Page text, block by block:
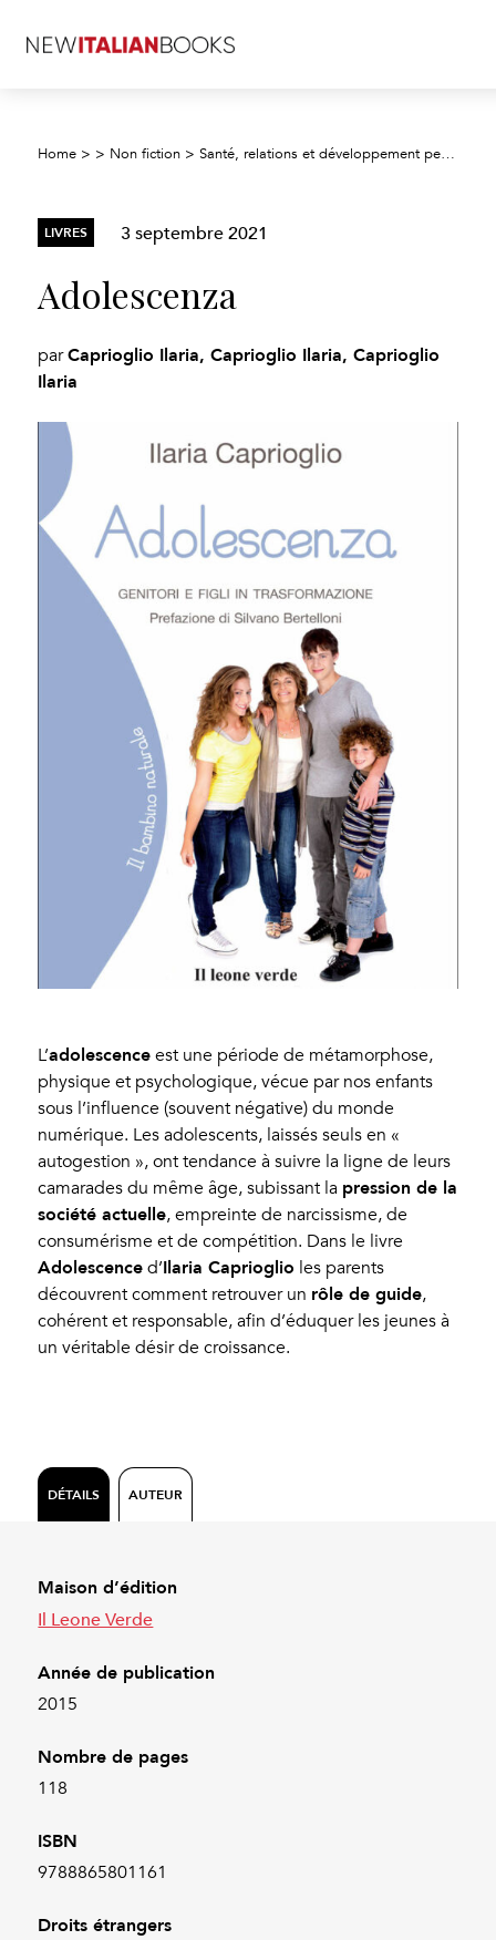
Home > > Non fiction >Santé, relations et développement personnel
LIVRES 3 septembre 2021
Adolescenza
parCaprioglio Ilaria, Caprioglio Ilaria, Caprioglio
Ilaria
L’adolescence est une période de métamorphose,
physique et psychologique, vécue par nos enfants
sous l’influence (souvent négative) du monde
numérique. Les adolescents, laissés seuls en «
autogestion », ont tendance à suivre la ligne de leurs
camarades du même âge, subissant la pression de la
société actuelle, empreinte de narcissisme, de
consumérisme et de compétition. Dans le livre
Adolescence d’Ilaria Caprioglio les parents
découvrent comment retrouver un rôle de guide,
cohérent et responsable, afin d’éduquer les jeunes à
un véritable désir de croissance.
DÉTAILS AUTEUR
Maison d’édition
Il Leone Verde
Année de publication
2015
Nombre de pages
118
ISBN
9788865801161
Droits étrangers